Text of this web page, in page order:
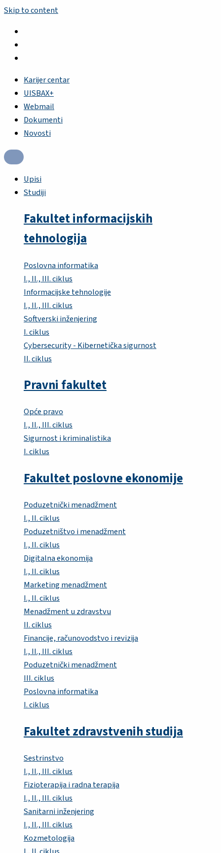
Skip to content
Karijer centar
UISBAX+
Webmail
Dokumenti
Novosti
Upisi
Studiji
Fakultet informacijskih
tehnologija
Poslovna informatika
I., II., III. ciklus
Informacijske tehnologije
I., II., III. ciklus
Softverski inženjering
I. ciklus
Cybersecurity - Kibernetička sigurnost
II. ciklus
Pravni fakultet
Opće pravo
I., II., III. ciklus
Sigurnost i kriminalistika
I. ciklus
Fakultet poslovne ekonomije
Poduzetnički menadžment
I., II. ciklus
Poduzetništvo i menadžment
I., II. ciklus
Digitalna ekonomija
I., II. ciklus
Marketing menadžment
I., II. ciklus
Menadžment u zdravstvu
II. ciklus
Financije, računovodstvo i revizija
I., II., III. ciklus
Poduzetnički menadžment
III. ciklus
Poslovna informatika
I. ciklus
Fakultet zdravstvenih studija
Sestrinstvo
I., II., III. ciklus
Fizioterapija i radna terapija
I., II., III. ciklus
Sanitarni inženjering
I., II., III. ciklus
Kozmetologija